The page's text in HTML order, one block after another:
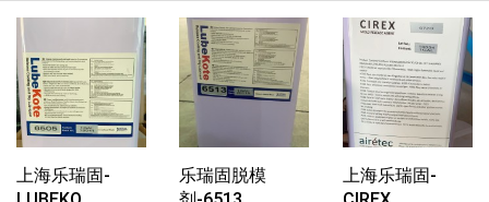
上海乐瑞固-
乐瑞固脱模
上海乐瑞固-